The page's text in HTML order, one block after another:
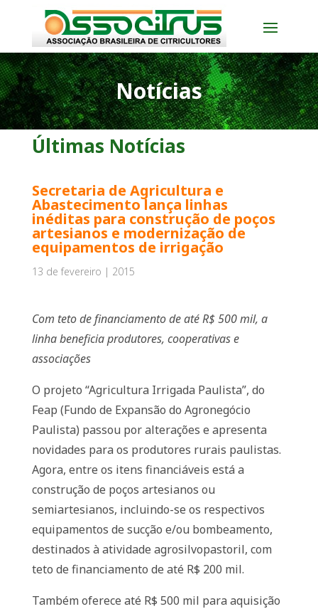
Notícias
Últimas Notícias
Secretaria de Agricultura e
Abastecimento lança linhas
inéditas para construção de poços
artesianos e modernização de
equipamentos de irrigação
13 de fevereiro | 2015
Com teto de financiamento de até R$ 500 mil, a
linha beneficia produtores, cooperativas e
associações
O projeto “Agricultura Irrigada Paulista”, do
Feap (Fundo de Expansão do Agronegócio
Paulista) passou por alterações e apresenta
novidades para os produtores rurais paulistas.
Agora, entre os itens financiáveis está a
construção de poços artesianos ou
semiartesianos, incluindo-se os respectivos
equipamentos de sucção e/ou bombeamento,
destinados à atividade agrosilvopastoril, com
teto de financiamento de até R$ 200 mil.
Também oferece até R$ 500 mil para aquisição